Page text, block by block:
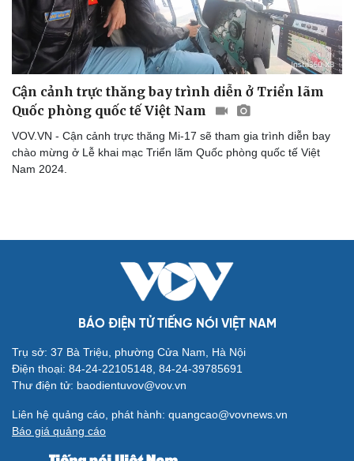
Cải chính
Cận cảnh trực thăng bay trình diễn ở Triển lãm
Quốc phòng quốc tế Việt Nam
VOV.VN - Cận cảnh trực thăng Mi-17 sẽ tham gia trình diễn bay
chào mừng ở Lễ khai mạc Triển lãm Quốc phòng quốc tế Việt
Nam 2024.
BÁO ĐIỆN TỬ TIẾNG NÓI VIỆT NAM
Trụ sở: 37 Bà Triệu, phường Cửa Nam, Hà Nội
Điện thoại: 84-24-22105148, 84-24-39785691
Thư điện tử: baodientuvov@vov.vn
Liên hệ quảng cáo, phát hành: quangcao@vovnews.vn
Báo giá quảng cáo